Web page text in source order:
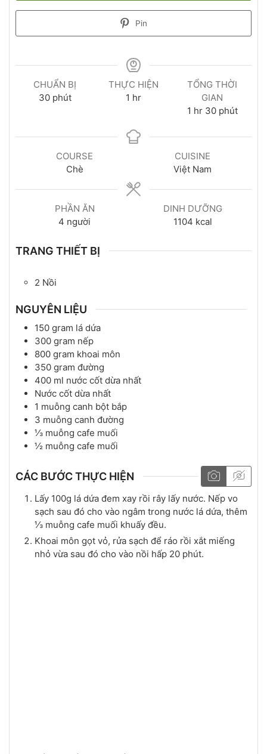
Pin
CHUẨN BỊ
30 phút
THỰC HIỆN
1 hr
TỔNG THỜI
GIAN
1 hr 30 phút
COURSE
Chè
CUISINE
Việt Nam
PHẦN ĂN
4 người
DINH DƯỠNG
1104 kcal
TRANG THIẾT BỊ
2 Nồi
NGUYÊN LIỆU
150 gram lá dứa
300 gram nếp
800 gram khoai môn
350 gram đường
400 ml nước cốt dừa nhất
Nước cốt dừa nhất
1 muỗng canh bột bắp
3 muỗng canh đường
⅓ muỗng cafe muối
½ muỗng cafe muối
CÁC BƯỚC THỰC HIỆN
Lấy 100g lá dứa đem xay rồi rây lấy nước. Nếp vo
sạch sau đó cho vào ngâm trong nước lá dứa, thêm
⅓ muỗng cafe muối khuấy đều.
Khoai môn gọt vỏ, rửa sạch để ráo rồi xắt miếng
nhỏ vừa sau đó cho vào nồi hấp 20 phút.